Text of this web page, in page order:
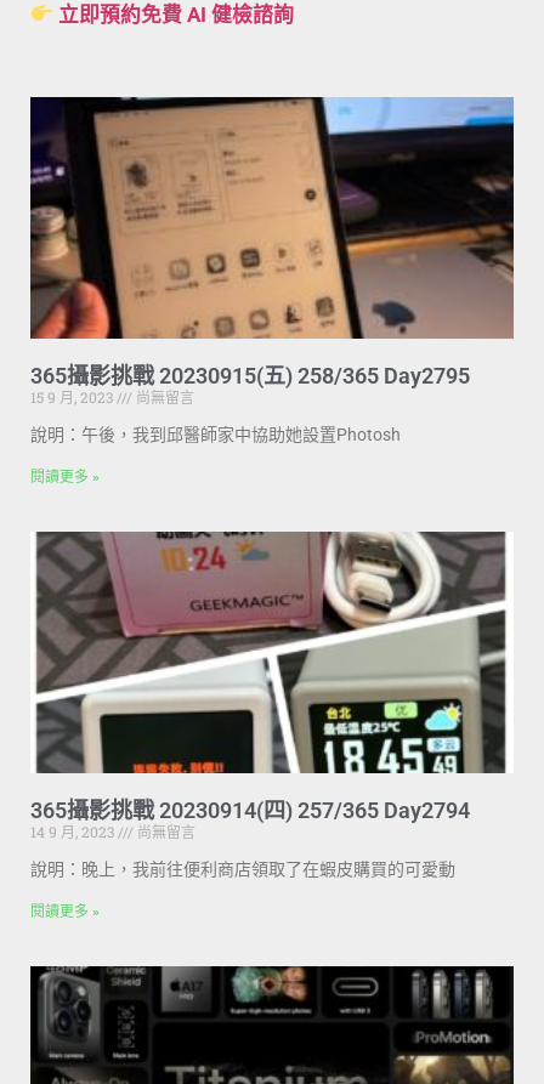
立即預約免費 AI 健檢諮詢
365攝影挑戰 20230915(五) 258/365 Day2795
15 9 月, 2023
尚無留言
說明：午後，我到邱醫師家中協助她設置Photosh
閱讀更多 »
365攝影挑戰 20230914(四) 257/365 Day2794
14 9 月, 2023
尚無留言
說明：晚上，我前往便利商店領取了在蝦皮購買的可愛動
閱讀更多 »